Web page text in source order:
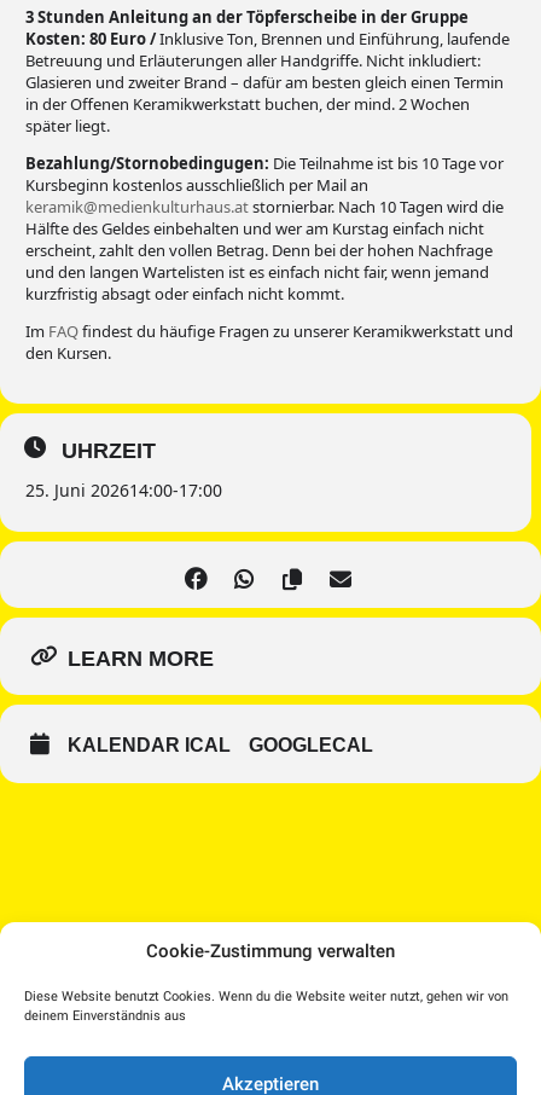
Cookie-Zustimmung verwalten
Diese Website benutzt Cookies. Wenn du die Website weiter nutzt, gehen wir von
deinem Einverständnis aus
Akzeptieren
3 Stunden Anleitung an der Töpferscheibe in der Gruppe
Kosten: 80 Euro /Inklusive Ton, Brennen und Einführung, laufende
Betreuung und Erläuterungen aller Handgriffe. Nicht inkludiert:
Glasieren und zweiter Brand – dafür am besten gleich einen Termin
in der Offenen Keramikwerkstatt buchen, der mind. 2 Wochen
später liegt.
Bezahlung/Stornobedingugen: Die Teilnahme ist bis 10 Tage vor
Kursbeginn kostenlos ausschließlich per Mail an
keramik@medienkulturhaus.atstornierbar. Nach 10 Tagen wird die
Hälfte des Geldes einbehalten und wer am Kurstag einfach nicht
erscheint, zahlt den vollen Betrag. Denn bei der hohen Nachfrage
und den langen Wartelisten ist es einfach nicht fair, wenn jemand
kurzfristig absagt oder einfach nicht kommt.
Im FAQfindest du häufige Fragen zu unserer Keramikwerkstatt und
den Kursen.
UHRZEIT
25. Juni 202614:00-17:00
LEARN MORE
KALENDAR ICAL GOOGLECAL
YouTube
Dorf TV
Medien Kultur Haus |
Pollheimerstraße 17 | 4600 Wels
office@medienkulturhaus.at